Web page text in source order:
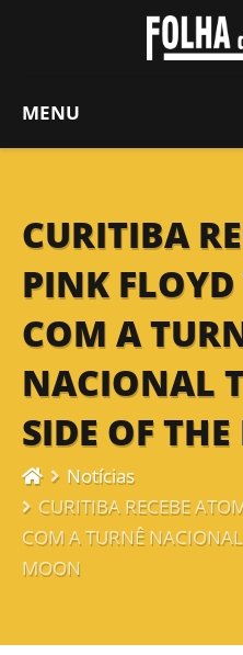
MENU
CURITIBA
PINK
COM A
NACIONAL
SIDE OF
Notícias
CURITIBA RECEBE
COM A TURNÊ
MOON